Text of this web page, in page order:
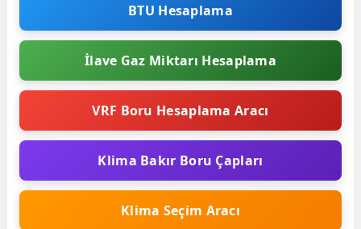
BTU Hesaplama
İlave Gaz Miktarı Hesaplama
VRF Boru Hesaplama Aracı
Klima Bakır Boru Çapları
Klima Seçim Aracı